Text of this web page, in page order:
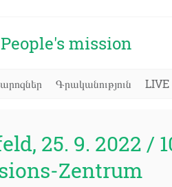
mission
Գրականություն LIVE
25. 9. 2022 /
Zentrum